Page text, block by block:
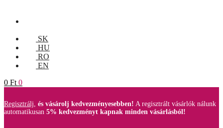
SK
HU
RO
EN
0 Ft 0
Regisztrálj, és vásárolj kedvezményesebben! A regisztrált vásárlók nálunk
automatikusan 5% kedvezményt kapnak minden vásárlásból!